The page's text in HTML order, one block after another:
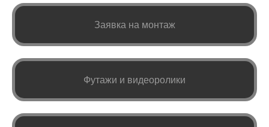
Заявка на монтаж
Футажи и видеоролики